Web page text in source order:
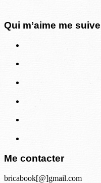
Qui m’aime me suive
Me contacter
bricabook[@]gmail.com